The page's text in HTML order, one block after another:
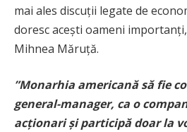
mai ales discuții legate de
doresc acești oameni
Mihnea Măruță.
”Monarhia americană să fie
general-manager, ca o
acționari și participă doar la